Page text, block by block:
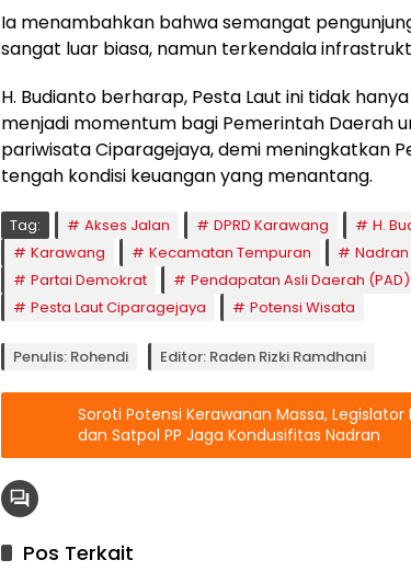
Ia menambahkan bahwa semangat
sangat luar biasa, namun terkendala
H. Budianto berharap, Pesta Laut ini tidak
menjadi momentum bagi Pemerintah Daerah
pariwisata Ciparagejaya, demi meningkatkan
tengah kondisi keuangan yang menantang.
Tag: Akses Jalan DPRD Karawang H.
Karawang
Kecamatan Tempuran Nadran
Partai Demokrat
Pendapatan Asli Daerah (PAD).
Pesta Laut Ciparagejaya
Potensi Wisata
Penulis: Rohendi Editor: Raden Rizki Ramdhani
Soroti Potensi Kerawanan Massa,
dan Satpol PP Jaga Kondusifitas Nadran
Pos Terkait
Berita